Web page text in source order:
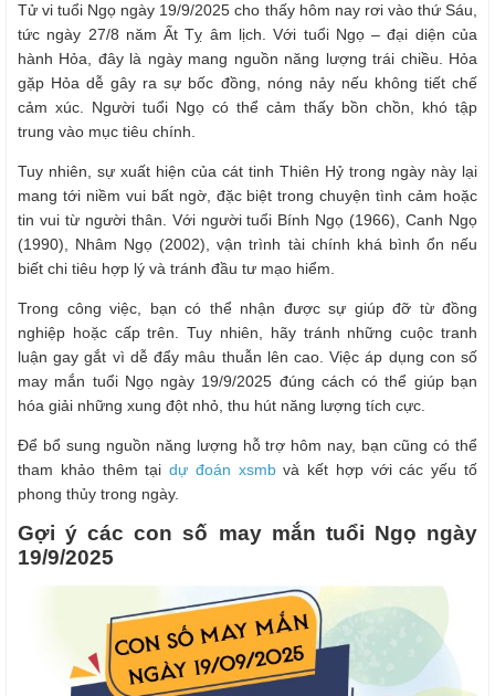
Tử vi tuổi Ngọ ngày 19/9/2025 cho thấy hôm nay rơi vào thứ Sáu,
tức ngày 27/8 năm Ất Tỵ âm lịch. Với tuổi Ngọ – đại diện của
hành Hỏa, đây là ngày mang nguồn năng lượng trái chiều. Hỏa
gặp Hỏa dễ gây ra sự bốc đồng, nóng nảy nếu không tiết chế
cảm xúc. Người tuổi Ngọ có thể cảm thấy bồn chồn, khó tập
trung vào mục tiêu chính.
Tuy nhiên, sự xuất hiện của cát tinh Thiên Hỷ trong ngày này lại
mang tới niềm vui bất ngờ, đặc biệt trong chuyện tình cảm hoặc
tin vui từ người thân. Với người tuổi Bính Ngọ (1966), Canh Ngọ
(1990), Nhâm Ngọ (2002), vận trình tài chính khá bình ổn nếu
biết chi tiêu hợp lý và tránh đầu tư mạo hiểm.
Trong công việc, bạn có thể nhận được sự giúp đỡ từ đồng
nghiệp hoặc cấp trên. Tuy nhiên, hãy tránh những cuộc tranh
luận gay gắt vì dễ đẩy mâu thuẫn lên cao. Việc áp dụng con số
may mắn tuổi Ngọ ngày 19/9/2025 đúng cách có thể giúp bạn
hóa giải những xung đột nhỏ, thu hút năng lượng tích cực.
Để bổ sung nguồn năng lượng hỗ trợ hôm nay, bạn cũng có thể
tham khảo thêm tạidự đoán xsmbvà kết hợp với các yếu tố
phong thủy trong ngày.
Gợi ý các con số may mắn tuổi Ngọ ngày
19/9/2025